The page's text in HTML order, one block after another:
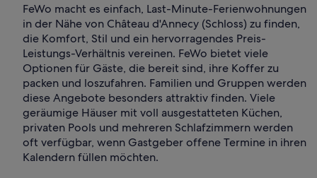
FeWo macht es einfach, Last-Minute-Ferienwohnungen
in der Nähe von Château d'Annecy (Schloss) zu finden,
die Komfort, Stil und ein hervorragendes Preis-
Leistungs-Verhältnis vereinen. FeWo bietet viele
Optionen für Gäste, die bereit sind, ihre Koffer zu
packen und loszufahren. Familien und Gruppen werden
diese Angebote besonders attraktiv finden. Viele
geräumige Häuser mit voll ausgestatteten Küchen,
privaten Pools und mehreren Schlafzimmern werden
oft verfügbar, wenn Gastgeber offene Termine in ihren
Kalendern füllen möchten.